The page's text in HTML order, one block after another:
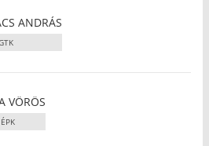
ANDRÁS
VÖRÖS